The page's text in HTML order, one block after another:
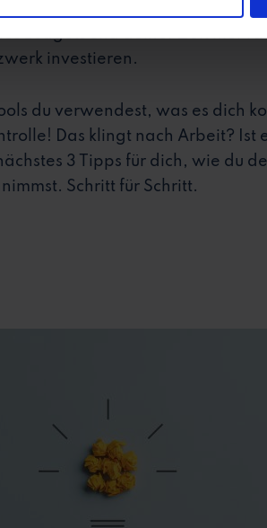
dass du Jobbörsen, Social
Budgets und deiner Zeit hier
investieren.
du verwendest, was es dich
Das klingt nach Arbeit? Ist
3 Tipps für dich, wie du
Schritt für Schritt.